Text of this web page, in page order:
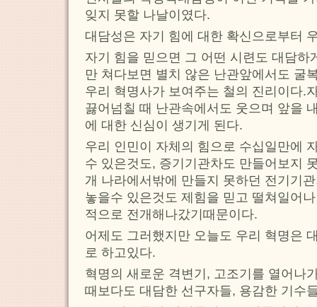
잊지 못할 나날이였다.
대담성은 자기 힘에 대한 확신으로부터
자기 힘을 믿으면 그 어떤 시련도 대담하
만 쳐다보면 별치 않은 난관앞에서도 굴
우리 혁명사가 보여주는 철의 진리이다.
끓어넘칠 때 난관속에서도 웃으며 앞을
에 대한 신심이 생기게 된다.
우리 인민이 자체의 힘으로 수십일만에
수 있은것도, 증기기관차도 만들어보지
개 나라에서밖에 만들지 못하던 전기기
놓을수 있은것도 제힘을 믿고 떨쳐일어
적으로 전개해나갔기때문이다.
어제도 그러했지만 오늘도 우리 혁명은
로 하고있다.
혁명의 새로운 격변기, 고조기를 열어나
때보다도 대담한 선구자들, 용감한 기수